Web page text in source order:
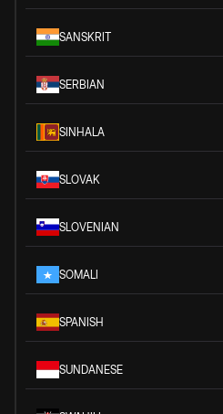
SANSKRIT
SERBIAN
SINHALA
SLOVAK
SLOVENIAN
SOMALI
SPANISH
SUNDANESE